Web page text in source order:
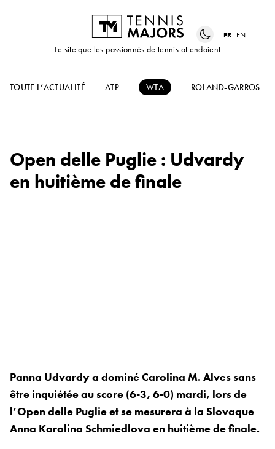
Le site que les passionnés de tennis attendaient
FR EN
TOUTE L’ACTUALITÉ ATP WTA ROLAND-GARROS
Open delle Puglie : Udvardy
en huitième de finale
Panna Udvardy a dominé Carolina M. Alves sans
être inquiétée au score (6-3, 6-0) mardi, lors de
l’Open delle Puglie et se mesurera à la Slovaque
Anna Karolina Schmiedlova en huitième de finale.